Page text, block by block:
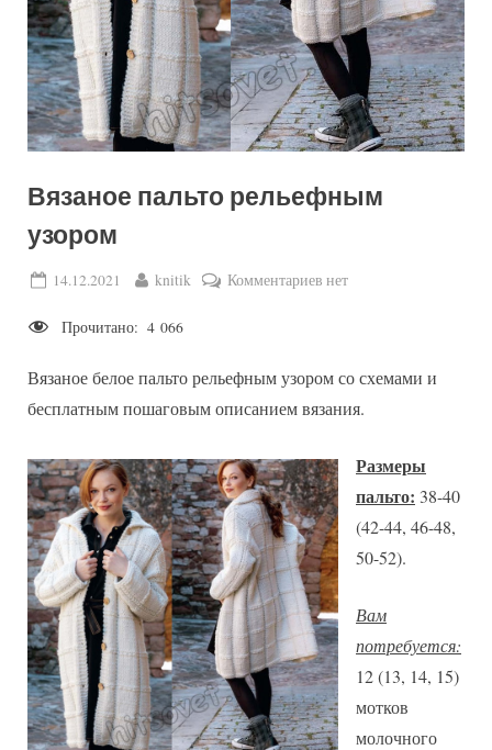
Вязаное пальто рельефным
узором
Posted
14.12.2021 By
knitik Комментариевк
рельефным
узором
нет
Прочитано: 4 066
Вязаное белое пальто рельефным узором со схемами и
бесплатным пошаговым описанием вязания.
Размеры
пальто: 38-40
(42-44, 46-48,
50-52).
Вам
потребуется:
12 (13, 14, 15)
мотков
молочного